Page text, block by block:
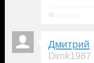
Дмитрий
Dimk1987